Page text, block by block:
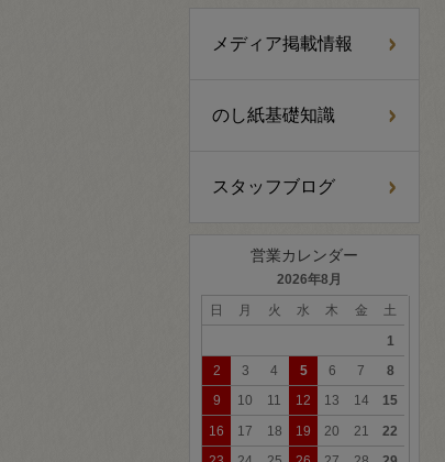
メディア掲載情報
のし紙基礎知識
スタッフブログ
営業カレンダー
2026年8月
日 月 火 水 木 金
土
1
2
3 4 5 6 7
8
9
10 11 12 13 14
15
16
17 18 19 20 21
22